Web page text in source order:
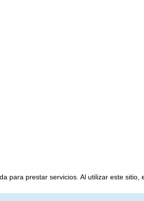
para prestar servicios. Al utilizar este sitio,